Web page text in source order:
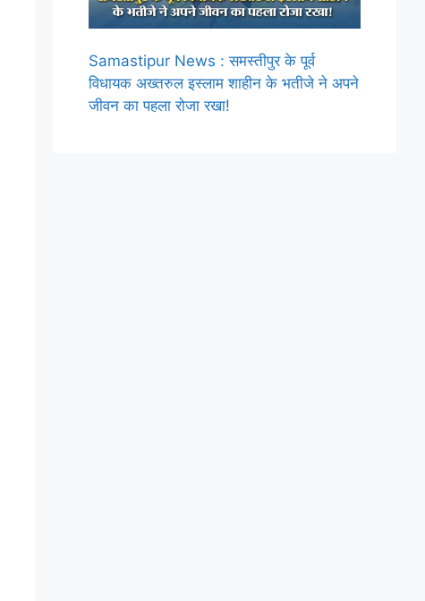
Samastipur News : समस्तीपुर के पूर्व
विधायक अख्तरुल इस्लाम शाहीन के भतीजे ने अपने
जीवन का पहला रोजा रखा!